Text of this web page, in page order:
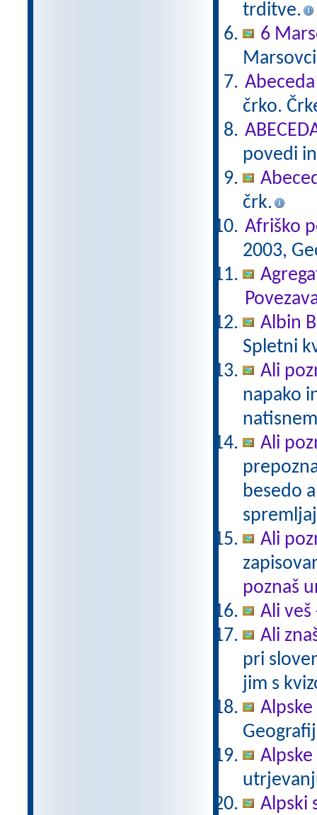
trditve.
6
Abeceda
črko.
povedi
črk.
Afriško
2003,
Albin
Spletni
Ali
napako
Ali
besedo
Ali
poznaš
Ali veš
Ali
pri
jim s
Alpski